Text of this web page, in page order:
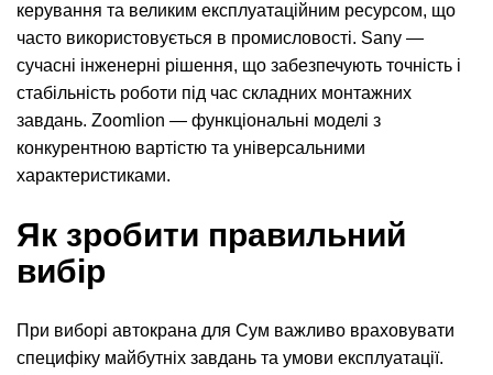
керування та великим експлуатаційним ресурсом, що
часто використовується в промисловості. Sany —
сучасні інженерні рішення, що забезпечують точність і
стабільність роботи під час складних монтажних
завдань. Zoomlion — функціональні моделі з
конкурентною вартістю та універсальними
характеристиками.
Як зробити правильний
вибір
При виборі автокрана для Сум важливо враховувати
специфіку майбутніх завдань та умови експлуатації.